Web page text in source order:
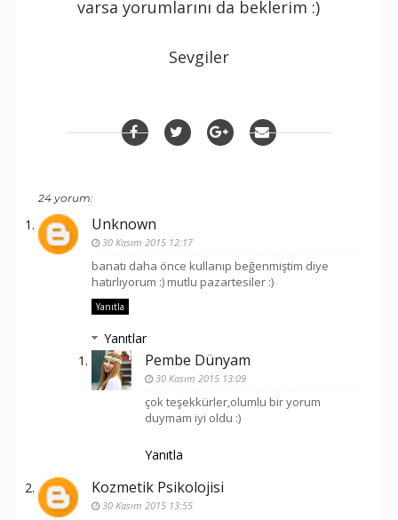
varsa yorumlarını da beklerim :)
Sevgiler
24 yorum:
Unknown
30 Kasım 2015 12:17
banatı daha önce kullanıp beğenmiştim diye
hatırlıyorum :) mutlu pazartesiler :)
Yanıtla
Yanıtlar
Pembe Dünyam
30 Kasım 2015 13:09
çok teşekkürler,olumlu bir yorum
duymam iyi oldu :)
Yanıtla
Kozmetik Psikolojisi
30 Kasım 2015 13:55